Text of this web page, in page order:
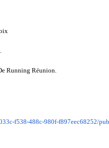
Running Réunion.
f538-488c-980f-f897eec68252/